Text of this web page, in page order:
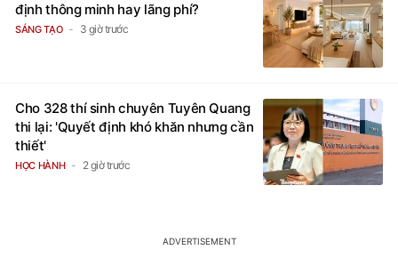
định thông minh hay lãng phí?
SÁNG TẠO 3 giờ trước
Cho 328 thí sinh chuyên Tuyên Quang
thi lại: 'Quyết định khó khăn nhưng cần
thiết'
HỌC HÀNH 2 giờ trước